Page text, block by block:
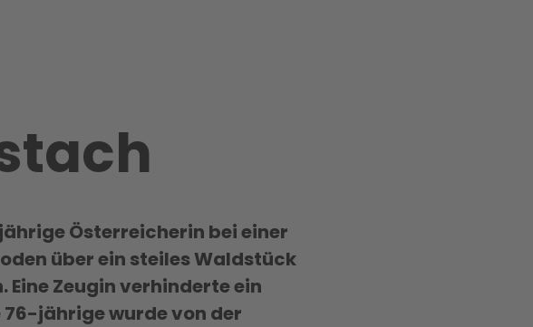
Österreicherin bei einer
über ein steiles Waldstück
Eine Zeugin verhinderte ein
76-jährige wurde von der